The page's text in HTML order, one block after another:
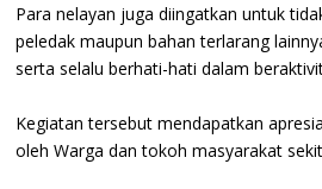
Para nelayan juga diingatkan untuk
peledak maupun bahan terlarang
serta selalu berhati-hati dalam
Kegiatan tersebut mendapatkan
oleh Warga dan tokoh masyarakat